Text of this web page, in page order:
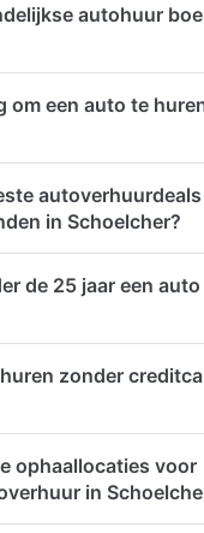
autohuur
om een auto te
in Schoelcher?
de 25 jaar een
zonder
ophaallocaties voor
in